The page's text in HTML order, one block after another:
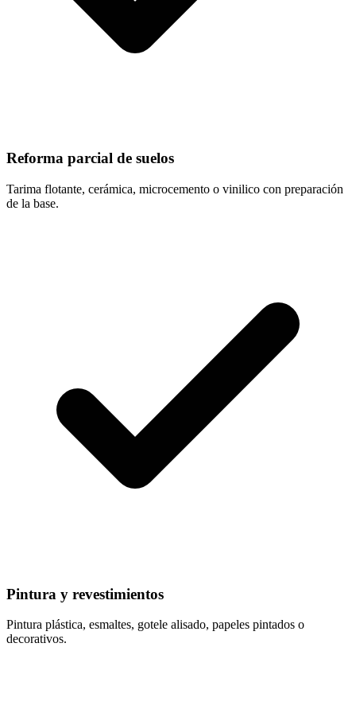
Reforma parcial de suelos
Tarima flotante, cerámica, microcemento o vinilico con preparación
de la base.
Pintura y revestimientos
Pintura plástica, esmaltes, gotele alisado, papeles pintados o
decorativos.